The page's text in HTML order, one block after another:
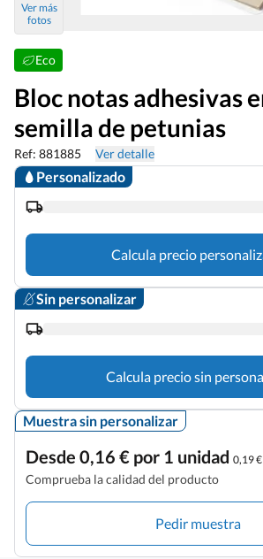
Ver más
fotos
Eco
Bloc notas adhesivas
semilla de petunias
Ref: 881885 Ver detalle
Personalizado
Calcula precio
Sin personalizar
Calcula precio sin
Muestra sin personalizar
Desde 0,16 € por 1 unidad 0,19
Comprueba la calidad del producto
Pedir muestra